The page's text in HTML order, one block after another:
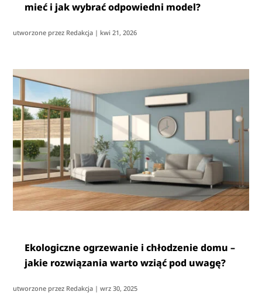
mieć i jak wybrać odpowiedni model?
utworzone przez Redakcja | kwi 21, 2026
Ekologiczne ogrzewanie i chłodzenie domu –
jakie rozwiązania warto wziąć pod uwagę?
utworzone przez Redakcja |wrz 30, 2025